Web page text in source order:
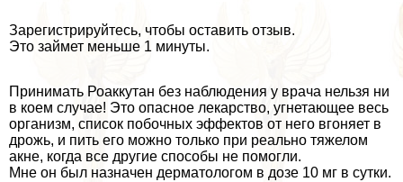
Зарегистрируйтесь, чтобы оставить отзыв.
Это займет меньше 1 минуты.
Принимать Роаккутан без наблюдения у врача нельзя ни
в коем случае! Это опасное лекарство, угнетающее весь
организм, список побочных эффектов от него вгоняет в
дрожь, и пить его можно только при реально тяжелом
акне, когда все другие способы не помогли.
Мне он был назначен дерматологом в дозе 10 мг в сутки.